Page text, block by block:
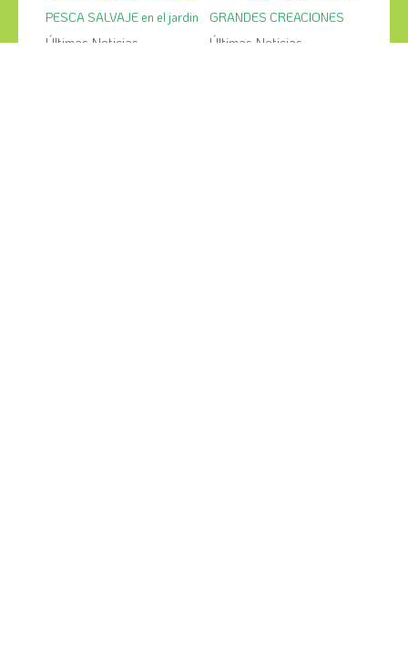
PESCA SALVAJE en el jardin
Últimas Noticias
GRANDES CREACIONES
Últimas Noticias